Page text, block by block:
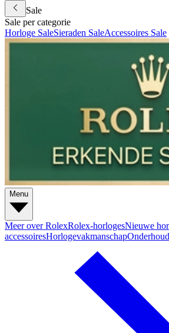
Sale
Sale per categorie
Horloge SaleSieraden SaleAccessoires Sale
Menu
Meer over RolexRolex-horlogesNieuwe
accessoiresHorlogevakmanschapOnderhoud